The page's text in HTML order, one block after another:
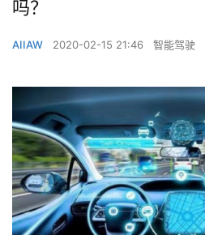
吗？
AIIAW 2020-02-15 21:46 智能驾驶